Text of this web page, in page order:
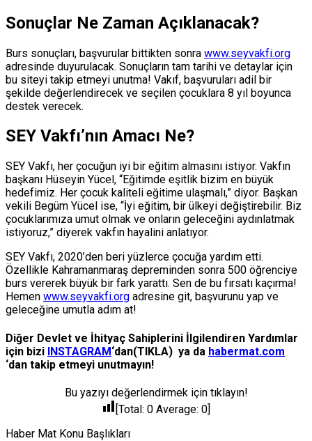
Sonuçlar Ne Zaman Açıklanacak?
Burs sonuçları, başvurular bittikten sonra www.seyvakfi.org
adresinde duyurulacak. Sonuçların tam tarihi ve detaylar için
bu siteyi takip etmeyi unutma! Vakıf, başvuruları adil bir
şekilde değerlendirecek ve seçilen çocuklara 8 yıl boyunca
destek verecek.
SEY Vakfı’nın Amacı Ne?
SEY Vakfı, her çocuğun iyi bir eğitim almasını istiyor. Vakfın
başkanı Hüseyin Yücel, “Eğitimde eşitlik bizim en büyük
hedefimiz. Her çocuk kaliteli eğitime ulaşmalı,” diyor. Başkan
vekili Begüm Yücel ise, “İyi eğitim, bir ülkeyi değiştirebilir. Biz
çocuklarımıza umut olmak ve onların geleceğini aydınlatmak
istiyoruz,” diyerek vakfın hayalini anlatıyor.
SEY Vakfı, 2020’den beri yüzlerce çocuğa yardım etti.
Özellikle Kahramanmaraş depreminden sonra 500 öğrenciye
burs vererek büyük bir fark yarattı. Sen de bu fırsatı kaçırma!
Hemen www.seyvakfi.org adresine git, başvurunu yap ve
geleceğine umutla adım at!
Diğer Devlet ve İhityaç Sahiplerini İlgilendiren Yardımlar
için bizi INSTAGRAM‘dan(TIKLA) ya da habermat.com
‘dan takip etmeyi unutmayın!
Bu yazıyı değerlendirmek için tıklayın!
[Total: 0 Average: 0]
Haber Mat Konu Başlıkları